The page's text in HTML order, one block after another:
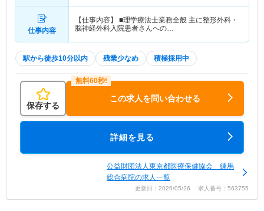
仕事内容
【仕事内容】 ■理学療法士業務全般 主に整形外科・
脳神経外科入院患者さんへの…
駅から徒歩10分以内 残業少なめ 積極採用中
保存する
この求人を問い合わせる
詳細を見る
公益財団法人東京都医療保健協会 練馬
総合病院の求人一覧
更新日：2026/05/26 求人番号：563755